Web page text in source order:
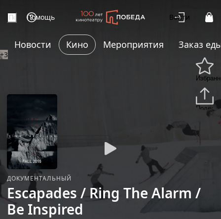
Помощь Войти
Новости Кино Мероприятия Заказ
+3
ДОКУМЕНТАЛЬНЫЙ
Escapades / Ring The Alarm /
Be Inspired